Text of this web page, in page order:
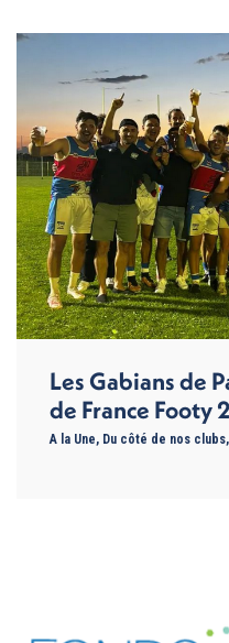
Les Gabians de
de France Footy
A la Une, Du côté de nos clubs,